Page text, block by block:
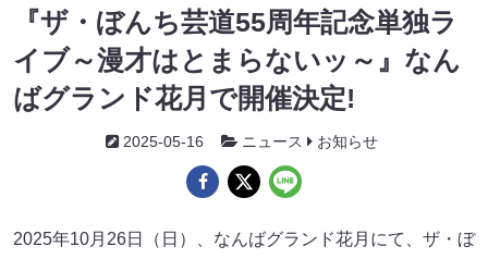
『ザ・ぼんち芸道55周年記念単独ラ
イブ～漫才はとまらないッ～』なん
ばグランド花月で開催決定!
2025-05-16 ニュース お知らせ
2025年10月26日（日）、なんばグランド花月にて、ザ・ぼ